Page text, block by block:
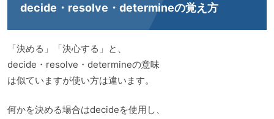
decide・resolve・determineの覚え方
「決める」「決心する」と、
decide・resolve・determineの意味
は似ていますが使い方は違います。
何かを決める場合はdecideを使用し、